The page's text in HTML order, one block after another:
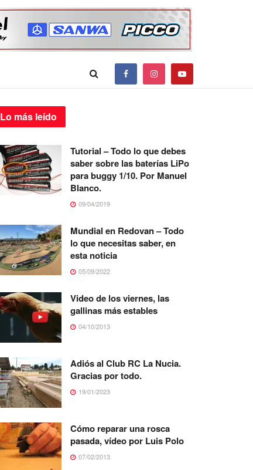
Lo más leído
Tutorial – Todo lo que debes
saber sobre las baterías LiPo
para buggy 1/10. Por Manuel
Blanco.
09/04/2019
Mundial en Redovan – Todo
lo que necesitas saber, en
esta noticia
05/09/2022
Video de los viernes, las
gallinas más estables
04/10/2013
Adiós al Club RC La Nucia.
Gracias por todo.
19/01/2023
Cómo reparar una rosca
pasada, vídeo por Luis Polo
07/02/2013